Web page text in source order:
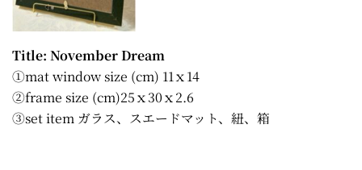
Title: November Dream
①mat window size (cm) 11ｘ14
②frame size (cm)25ｘ30ｘ2.6
③set item ガラス、スエードマット、紐、箱